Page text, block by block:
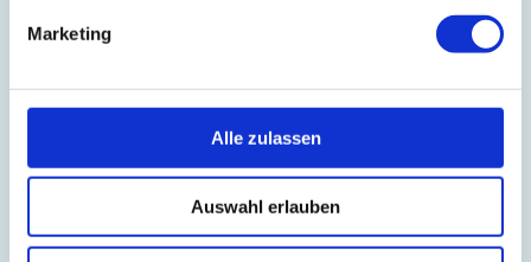
Marketing
Alle zulassen
Auswahl erlauben
News & Updates